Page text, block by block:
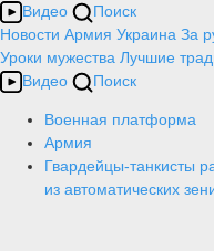
Видео
Поиск
Новости Армия Украина За
Уроки мужества Лучшие
Видео
Поиск
Военная платформа
Армия
Гвардейцы-танкисты
из автоматических